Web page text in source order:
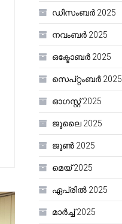
ഡിസംബർ 2025
നവംബർ 2025
ഒക്ടോബർ 2025
സെപ്റ്റംബർ 2025
ഓഗസ്റ്റ്‌ 2025
ജൂലൈ 2025
ജൂൺ 2025
മെയ്‌ 2025
ഏപ്രിൽ 2025
മാർച്ച്‌ 2025